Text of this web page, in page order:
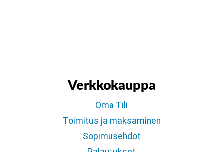
Verkkokauppa
Oma Tili
Toimitus ja maksaminen
Sopimusehdot